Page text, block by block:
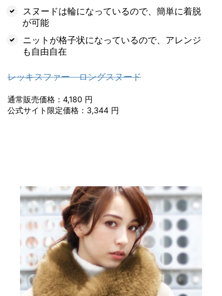
スヌードは輪になっているので、簡単に着脱
が可能
ニットが格子状になっているので、アレンジ
も自由自在
レッキスファー ロングスヌード
通常販売価格：4,180 円
公式サイト限定価格：3,344 円